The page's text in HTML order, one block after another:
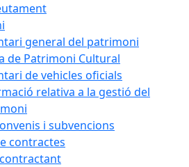
general del patrimoni
de Patrimoni Cultural
de vehicles oficials
relativa a la gestió del
i subvencions
contractes